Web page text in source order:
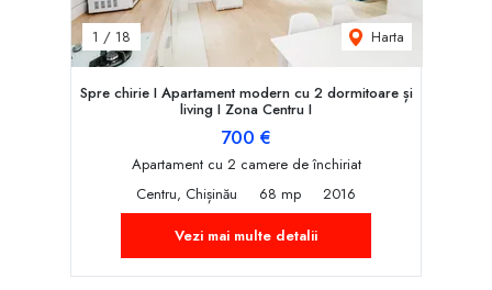
1 / 18 Harta
Spre chirie I Apartament modern cu 2 dormitoare și
living I Zona Centru I
700 €
Apartament cu 2 camere de închiriat
Centru, Chișinău
68 mp
2016
Vezi mai multe detalii